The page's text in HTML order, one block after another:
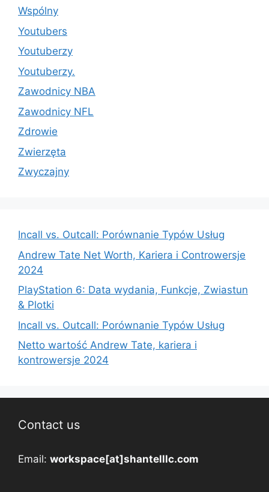
Wspólny
Youtubers
Youtuberzy
Youtuberzy.
Zawodnicy NBA
Zawodnicy NFL
Zdrowie
Zwierzęta
Zwyczajny
Incall vs. Outcall: Porównanie Typów Usług
Andrew Tate Net Worth, Kariera i Controwersje
2024
PlayStation 6: Data wydania, Funkcje, Zwiastun
& Plotki
Incall vs. Outcall: Porównanie Typów Usług
Netto wartość Andrew Tate, kariera i
kontrowersje 2024
Contact us
Email: workspace[at]shantelllc.com